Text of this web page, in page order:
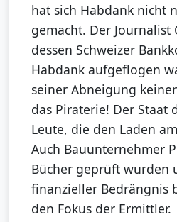
hat sich Habdank nicht
gemacht. Der Journalist
dessen Schweizer
Habdank aufgeflogen
seiner Abneigung
das Piraterie! Der Staat
Leute, die den Laden
Auch Bauunternehmer
Bücher geprüft wurden
finanzieller Bedrängnis
den Fokus der Ermittler.